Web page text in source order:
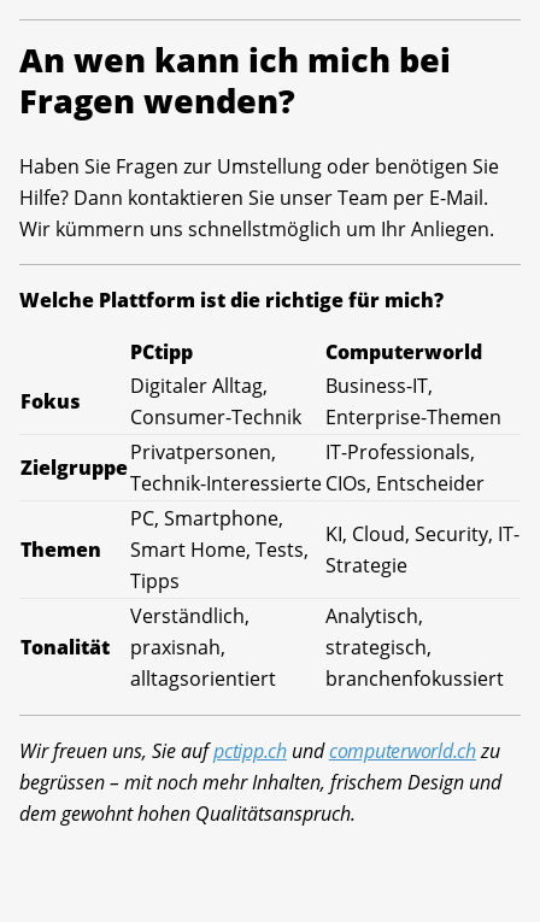
An wen kann ich mich bei
Fragen wenden?
Haben Sie Fragen zur Umstellung oder benötigen Sie
Hilfe? Dann kontaktieren Sie unser Team per E-Mail.
Wir kümmern uns schnellstmöglich um Ihr Anliegen.
Welche Plattform ist die richtige für mich?
PCtipp
Computerworld
Fokus
Digitaler Alltag,
Consumer-Technik
Business-IT,
Enterprise-Themen
Zielgruppe
Privatpersonen,
Technik-Interessierte
IT-Professionals,
CIOs, Entscheider
Themen
PC, Smartphone,
Smart Home, Tests,
Tipps
KI, Cloud, Security, IT-
Strategie
Tonalität
Verständlich,
praxisnah,
alltagsorientiert
Analytisch,
strategisch,
branchenfokussiert
Wir freuen uns, Sie aufpctipp.chundcomputerworld.chzu
begrüssen – mit noch mehr Inhalten, frischem Design und
dem gewohnt hohen Qualitätsanspruch.